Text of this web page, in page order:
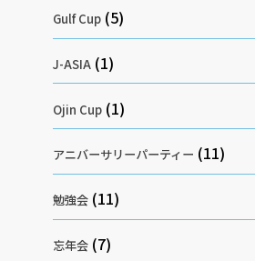
Gulf Cup (5)
J-ASIA (1)
Ojin Cup (1)
アニバーサリーパーティー (11)
勉強会 (11)
忘年会 (7)